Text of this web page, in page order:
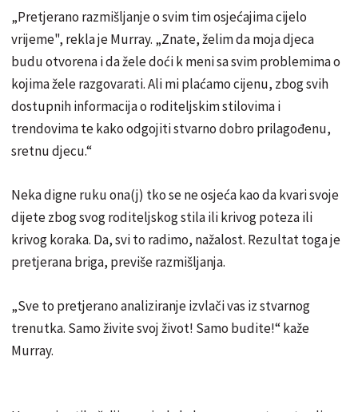
„Pretjerano razmišljanje o svim tim osjećajima cijelo
vrijeme", rekla je Murray. „Znate, želim da moja djeca
budu otvorena i da žele doći k meni sa svim problemima o
kojima žele razgovarati. Ali mi plaćamo cijenu, zbog svih
dostupnih informacija o roditeljskim stilovima i
trendovima te kako odgojiti stvarno dobro prilagođenu,
sretnu djecu.“
Neka digne ruku ona(j) tko se ne osjeća kao da kvari svoje
dijete zbog svog roditeljskog stila ili krivog poteza ili
krivog koraka. Da, svi to radimo, nažalost. Rezultat toga je
pretjerana briga, previše razmišljanja.
„Sve to pretjerano analiziranje izvlači vas iz stvarnog
trenutka. Samo živite svoj život! Samo budite!“ kaže
Murray.